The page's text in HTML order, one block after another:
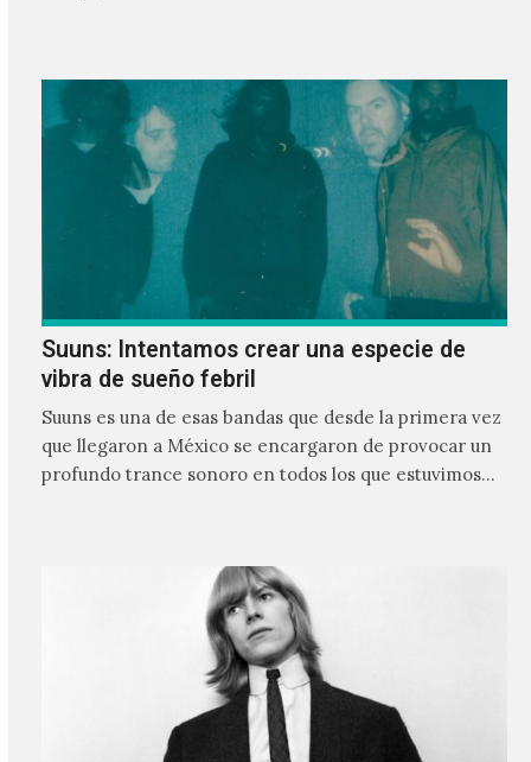
Suuns: Intentamos crear una especie de
vibra de sueño febril
Suuns es una de esas bandas que desde la primera vez
que llegaron a México se encargaron de provocar un
profundo trance sonoro en todos los que estuvimos